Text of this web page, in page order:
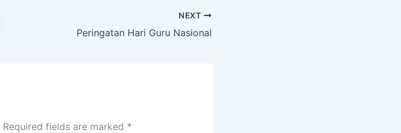
NEXT
Peringatan Hari Guru Nasional
Required fields are marked *